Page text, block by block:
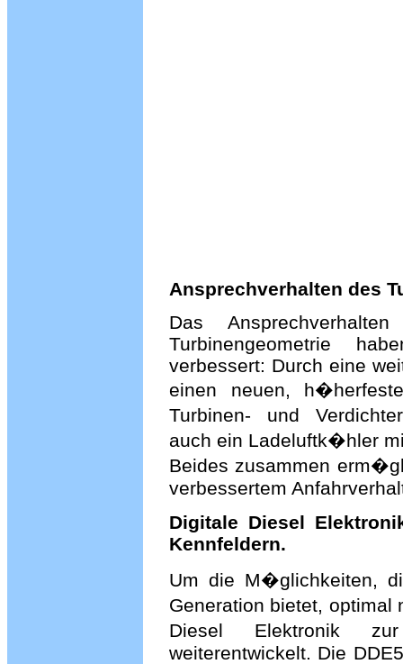
Ansprechverhalten des
Das
Turbinengeometrie
verbessert: Durch eine
einen neuen,
Turbinen- und
auch ein Ladeluftk�hler
Beides zusammen
verbessertem
Digitale Diesel
Kennfeldern.
Um die M�glichkeiten,
Generation bietet,
Diesel Elektronik
weiterentwickelt. Die